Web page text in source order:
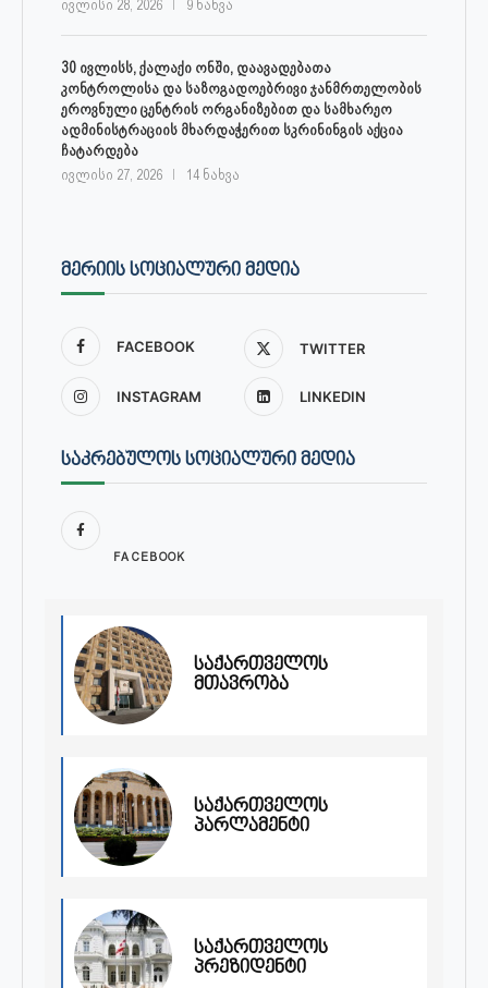
ივლისი 28, 2026 9 ნახვა
30 ივლისს, ქალაქი ონში, დაავადებათა
კონტროლისა და საზოგადოებრივი ჯანმრთელობის
ეროვნული ცენტრის ორგანიზებით და სამხარეო
ადმინისტრაციის მხარდაჭერით სკრინინგის აქცია
ჩატარდება
ივლისი 27, 2026 14 ნახვა
ᲛᲔᲠᲘᲘᲡ ᲡᲝᲪᲘᲐᲚᲣᲠᲘ ᲛᲔᲓᲘᲐ
FACEBOOK TWITTER
INSTAGRAM LINKEDIN
ᲡᲐᲙᲠᲔᲑᲣᲚᲝᲡ ᲡᲝᲪᲘᲐᲚᲣᲠᲘ ᲛᲔᲓᲘᲐ
FACEBOOK
საქართველოს
მთავრობა
საქართველოს
პარლამენტი
საქართველოს
პრეზიდენტი